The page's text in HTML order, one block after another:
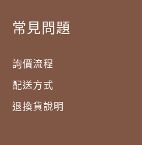
常見問題
詢價流程
配送方式
退換貨說明